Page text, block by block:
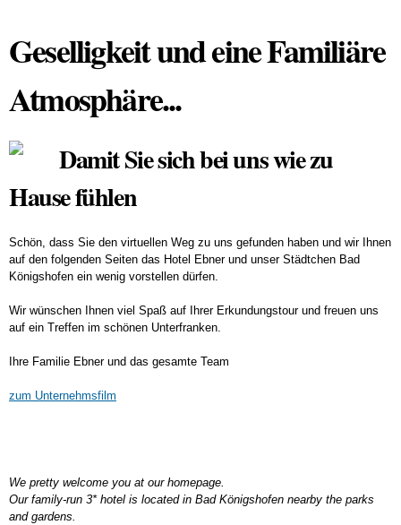
Geselligkeit und eine Familiäre
Atmosphäre...
Damit Sie sich bei uns wie zu
Hause fühlen
Schön, dass Sie den virtuellen Weg zu uns gefunden haben und wir Ihnen
auf den folgenden Seiten das Hotel Ebner und unser Städtchen Bad
Königshofen ein wenig vorstellen dürfen.
Wir wünschen Ihnen viel Spaß auf Ihrer Erkundungstour und freuen uns
auf ein Treffen im schönen Unterfranken.
Ihre Familie Ebner und das gesamte Team
zum Unternehmsfilm
We pretty welcome you at our homepage.
Our family-run 3* hotel is located in Bad Königshofen nearby the parks
and gardens.